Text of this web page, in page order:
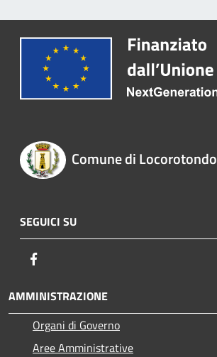
Comune di Locorotondo
SEGUICI SU
AMMINISTRAZIONE
Organi di Governo
Aree Amministrative